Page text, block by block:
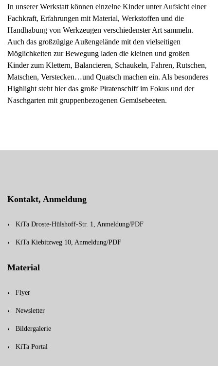
In unserer Werkstatt können einzelne Kinder unter Aufsicht einer
Fachkraft, Erfahrungen mit Material, Werkstoffen und die
Handhabung von Werkzeugen verschiedenster Art sammeln.
Auch das großzügige Außengelände mit den vielseitigen
Möglichkeiten zur Bewegung laden die kleinen und großen
Kinder zum Klettern, Balancieren, Schaukeln, Fahren, Rutschen,
Matschen, Verstecken…und Quatsch machen ein. Als besonderes
Highlight steht hier das große Piratenschiff im Fokus und der
Naschgarten mit gruppenbezogenen Gemüsebeeten.
Kontakt, Anmeldung
KiTa Droste-Hülshoff-Str. 1, Anmeldung/PDF
KiTa Kiebitzweg 10, Anmeldung/PDF
Material
Flyer
Newsletter
Bildergalerie
KiTa Portal